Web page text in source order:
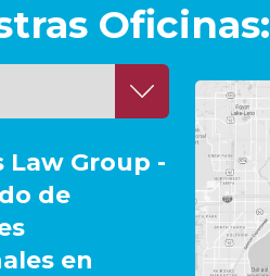
Oficinas:
Law Group -
de
en